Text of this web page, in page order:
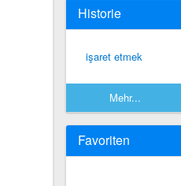
Historie
işaret etmek
Mehr...
Favoriten